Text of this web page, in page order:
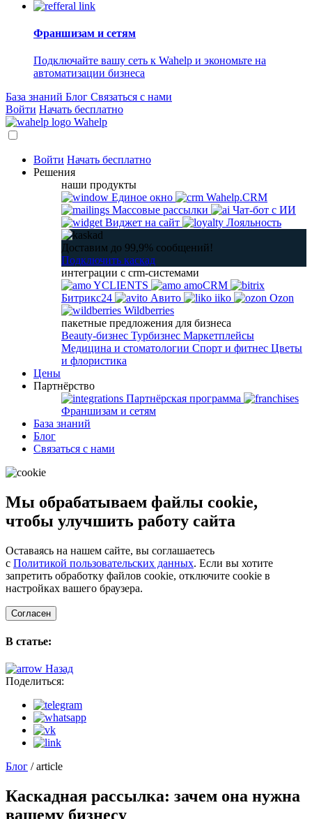
Франшизам и сетям
Подключайте вашу сеть к Wahelp и экономьте на
автоматизации бизнеса
База знаний Блог Связаться с нами
Войти Начать бесплатно
Wahelp
Войти Начать бесплатно
Решения
наши продукты
Единое окно
Wahelp.CRM
Массовые рассылки
Чат-бот с ИИ
Виджет на сайт
Лояльность
Доставим до 99,9% сообщений!
Подключить каскад
интеграции с crm-системами
YCLIENTS
amoCRM
Битрикс24
Авито iiko
Ozon
Wildberries
пакетные предложения для бизнеса
Beauty-бизнес Турбизнес Маркетплейсы
Медицина и стоматологии Спорт и фитнес Цветы
и флористика
Цены
Партнёрство
Партнёрская программа
Франшизам и сетям
База знаний
Блог
Связаться с нами
Мы обрабатываем файлы cookie,
чтобы улучшить работу сайта
Оставаясь на нашем сайте, вы соглашаетесь
с Политикой пользовательских данных. Если вы хотите
запретить обработку файлов cookie, отключите cookie в
настройках вашего браузера.
Согласен
В статье:
Назад
Поделиться:
Блог / article
Каскадная рассылка: зачем она нужна
вашему бизнесу